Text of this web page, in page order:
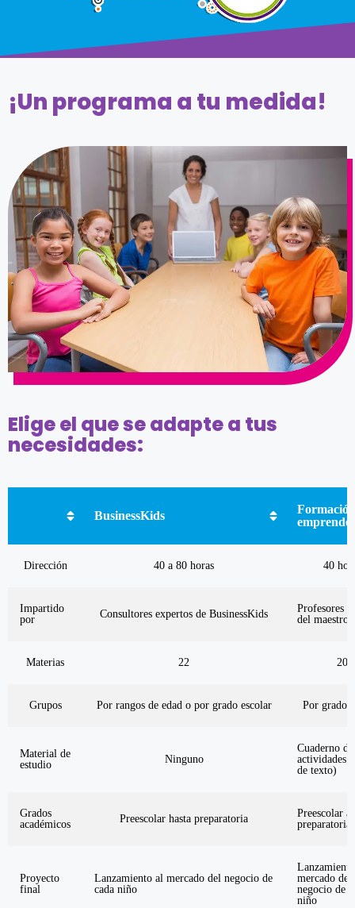
¡Un programa a tu medida!
Elige el que se adapte a tus
necesidades:
BusinessKids
Formación
Dirección 40 a 80 horas 40
Impartido
por
Consultores expertos de BusinessKids
Profesores
del maestro)
Materias 22 20
Grupos Por rangos de edad o por grado escolar Por grado
Material de
estudio
Ninguno
Cuaderno de
actividades
de texto)
Grados
académicos
Preescolar hasta preparatoria
Preescolar a
preparatoria
Proyecto
final
Lanzamiento al mercado del negocio de
cada niño
mercado del
negocio de
niño